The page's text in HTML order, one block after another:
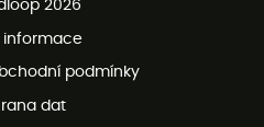
2026
informace
podmínky
dat